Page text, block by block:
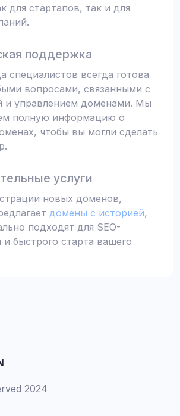
для стартапов, так и для
поддержка
специалистов всегда готова
вопросами, связанными с
и управлением доменами. Мы
полную информацию о
чтобы вы могли сделать
услуги
новых доменов,
домены с историей,
подходят для SEO-
быстрого старта вашего
2024